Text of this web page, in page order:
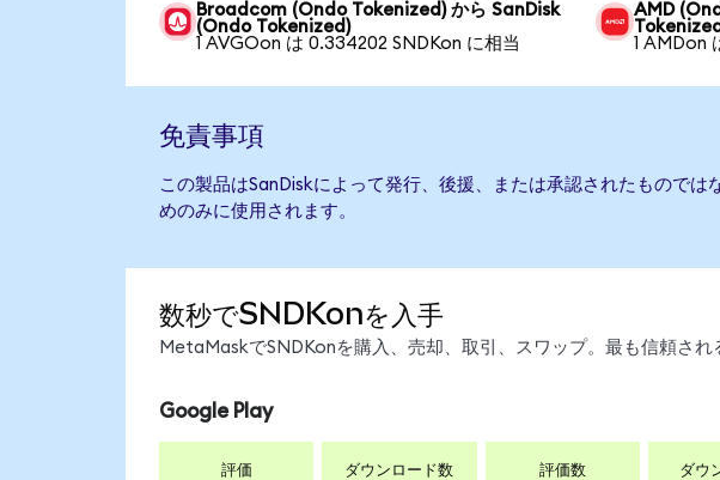
Broadcom (Ondo Tokenized) から SanDisk
(Ondo Tokenized)
1 AVGOon は 0.334202 SNDKon に相当
AMD
1 AMDon
免責事項
この製品はSanDiskによって発行、後援、または承認されたもので
めのみに使用されます。
数秒でSNDKonを入手
MetaMaskでSNDKonを購入、売却、取引、スワップ。最も信頼され
Google Play
評価 ダウンロード数 評価数 ダウ